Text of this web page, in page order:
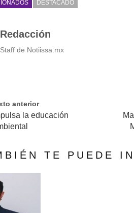
DESTACADO
Redacción
Staff de Notiissa.mx
anterior
la educación
TE PUEDE